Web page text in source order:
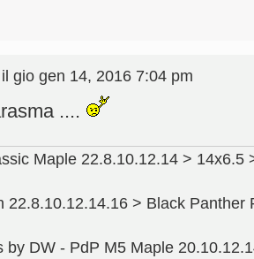
il gio gen 14, 2016 7:04 pm
....
Maple 22.8.10.12.14 > 14x6.5
22.8.10.12.14.16 > Black
by DW - PdP M5 Maple